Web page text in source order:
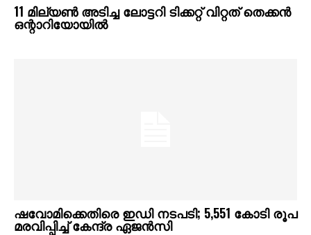
11 മില്യൺ അടിച്ച ലോട്ടറി ടിക്കറ്റ് വിറ്റത് തെക്കൻ
ഒന്റാറിയോയിൽ
ഷവോമിക്കെതിരെ ഇഡി നടപടി; 5,551 കോടി രൂപ
മരവിപ്പിച്ച് കേന്ദ്ര ഏജൻസി